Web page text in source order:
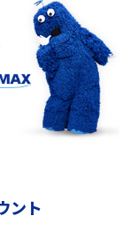
や向いている方の特
？メリット・デメリ
リットを解説
ント